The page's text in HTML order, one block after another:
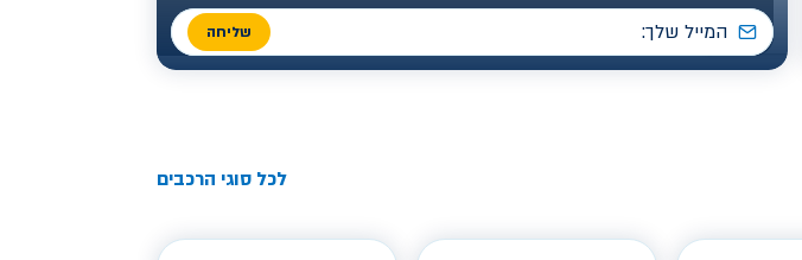
שליחה
לכל סוגי הרכבים